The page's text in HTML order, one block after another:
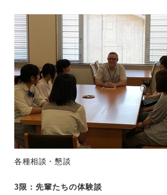
各種相談・懇談
3限：先輩たちの体験談